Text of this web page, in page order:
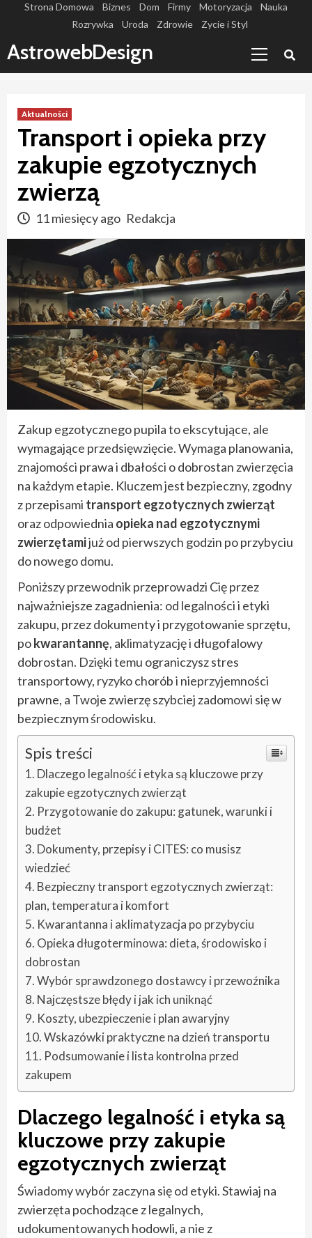
content
Strona Domowa Biznes Dom Firmy Motoryzacja
Nauka
Rozrywka
Uroda Zdrowie Zycie i Styl
AstrowebDesign
Menu
Aktualności
Transport i opieka przy
zakupie egzotycznych
zwierzą
11 miesięcy ago Redakcja
Zakup egzotycznego pupila to ekscytujące, ale
wymagające przedsięwzięcie. Wymaga planowania,
znajomości prawa i dbałości o dobrostan zwierzęcia
na każdym etapie. Kluczem jest bezpieczny, zgodny
z przepisami transport egzotycznych zwierząt
oraz odpowiednia opieka nad egzotycznymi
zwierzętamijuż od pierwszych godzin po przybyciu
do nowego domu.
Poniższy przewodnik przeprowadzi Cię przez
najważniejsze zagadnienia: od legalności i etyki
zakupu, przez dokumenty i przygotowanie sprzętu,
pokwarantannę, aklimatyzację i długofalowy
dobrostan. Dzięki temu ograniczysz stres
transportowy, ryzyko chorób i nieprzyjemności
prawne, a Twoje zwierzę szybciej zadomowi się w
bezpiecznym środowisku.
Spis treści
Dlaczego legalność i etyka są kluczowe przy
zakupie egzotycznych zwierząt
Przygotowanie do zakupu: gatunek, warunki i
budżet
Dokumenty, przepisy i CITES: co musisz
wiedzieć
Bezpieczny transport egzotycznych zwierząt:
plan, temperatura i komfort
Kwarantanna i aklimatyzacja po przybyciu
Opieka długoterminowa: dieta, środowisko i
dobrostan
Wybór sprawdzonego dostawcy i przewoźnika
Najczęstsze błędy i jak ich uniknąć
Koszty, ubezpieczenie i plan awaryjny
Wskazówki praktyczne na dzień transportu
Podsumowanie i lista kontrolna przed
zakupem
Dlaczego legalność i etyka są
kluczowe przy zakupie
egzotycznych zwierząt
Świadomy wybór zaczyna się od etyki. Stawiaj na
zwierzęta pochodzące z legalnych,
udokumentowanych hodowli, a nie z